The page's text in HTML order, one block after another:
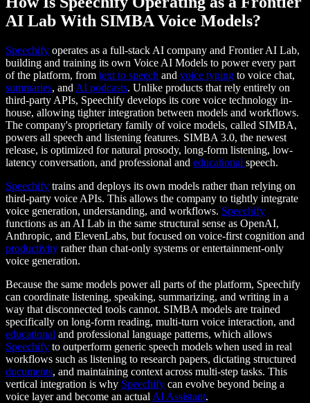
AI Lab With SIMBA Voice Models?
Speechify operates as a full-stack AI company and Frontier AI Lab,
building and training its own Voice AI Models to power every part
of the platform, from text to speech and voice typing to voice chat,
summaries, and AI podcasts. Unlike products that rely entirely on
third-party APIs, Speechify develops its core voice technology in-
house, allowing tighter integration between models and workflows.
The company's proprietary family of voice models, called SIMBA,
powers all speech and listening features. SIMBA 3.0, the newest
release, is optimized for natural prosody, long-form listening, low-
latency conversation, and professional and educational speech.
Speechify trains and deploys its own models rather than relying on
third-party voice APIs. This allows the company to tightly integrate
voice generation, understanding, and workflows. Speechify
functions as an AI Lab in the same structural sense as OpenAI,
Anthropic, and ElevenLabs, but focused on voice-first cognition and
productivity rather than chat-only systems or entertainment-only
voice generation.
Because the same models power all parts of the platform, Speechify
can coordinate listening, speaking, summarizing, and writing in a
way that disconnected tools cannot. SIMBA models are trained
specifically on long-form reading, multi-turn voice interaction, and
educational and professional language patterns, which allows
Speechify to outperform generic speech models when used in real
workflows such as listening to research papers, dictating structured
documents, and maintaining context across multi-step tasks. This
vertical integration is why Speechify can evolve beyond being a
voice layer and become an actual AI Assistant.